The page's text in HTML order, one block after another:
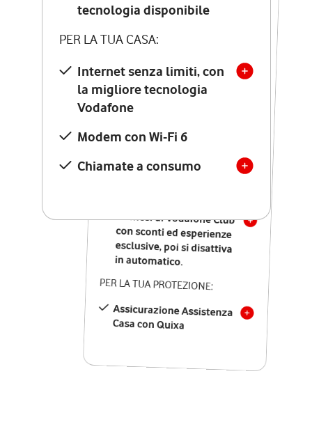
tecnologia disponibile
PER LA TUA CASA:
Internet senza limiti, con
la migliore tecnologia
Vodafone
Modem con Wi-Fi 6
Chiamate a consumo
tecnologia disponibile
PER LA TUA CASA:
Internet senza limiti, con
la migliore tecnologia
Vodafone
Modem Seven con Wi-Fi 7
Chiamate illimitate verso
numeri fissi e mobili
nazionali
12 mesi di Vodafone Club
con sconti ed esperienze
esclusive, poi si disattiva
in automatico.
PER LA TUA PROTEZIONE:
Assicurazione Assistenza
Casa con Quixa